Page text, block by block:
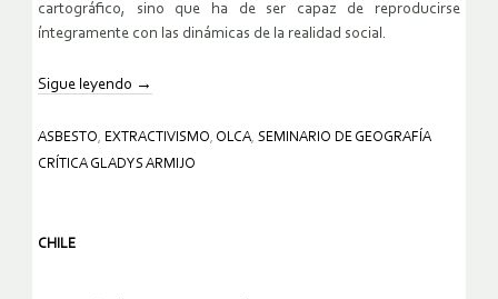
cartográfico, sino que ha de ser capaz de reproducirse
íntegramente con las dinámicas de la realidad social.
Sigue leyendo →
ASBESTO, EXTRACTIVISMO, OLCA, SEMINARIO DE GEOGRAFÍA
CRÍTICA GLADYS ARMIJO
CHILE